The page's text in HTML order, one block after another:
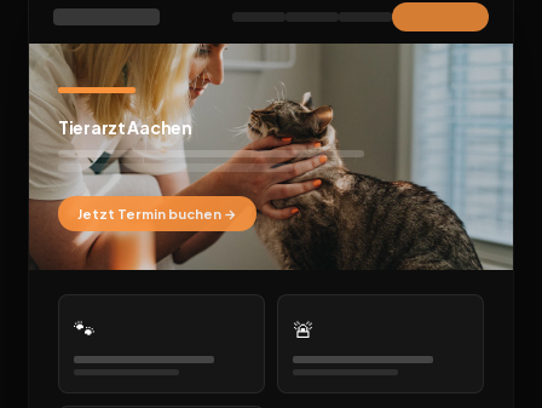
Tierarzt Aachen
Jetzt Termin buchen →
🐾 🚨